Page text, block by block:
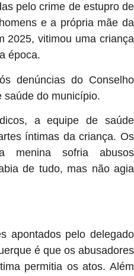
pelo crime de estupro de
e a própria mãe da
2025, vitimou uma criança
época.
denúncias do Conselho
saúde do município.
a equipe de saúde
íntimas da criança. Os
menina sofria abusos
de tudo, mas não agia
apontados pelo delegado
é que os abusadores
permitia os atos. Além